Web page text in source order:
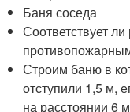
Баня соседа
Соответствует
Строим баню в
отступили 1,5 м,
на расстоянии 6